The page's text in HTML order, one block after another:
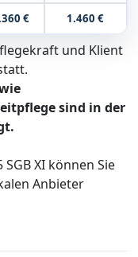
€ 1.460 €
und Klient
sind in der
XI können Sie
Anbieter